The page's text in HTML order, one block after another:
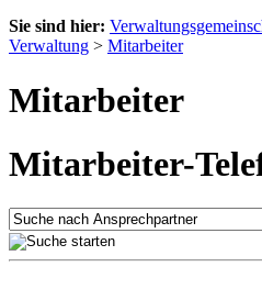
Sie sind hier:
Verwaltung > Mitarbeiter
Mitarbeiter
Mitarbeiter-